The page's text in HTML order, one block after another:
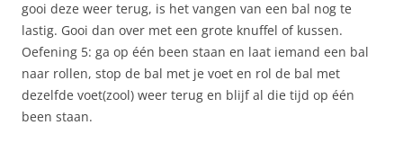
gooi deze weer terug, is het vangen van een bal nog te
lastig. Gooi dan over met een grote knuffel of kussen.
Oefening 5: ga op één been staan en laat iemand een bal
naar rollen, stop de bal met je voet en rol de bal met
dezelfde voet(zool) weer terug en blijf al die tijd op één
been staan.